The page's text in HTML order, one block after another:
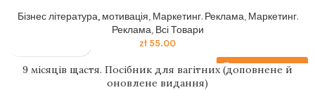
Бізнес література, мотивація, Маркетинг. Реклама, Маркетинг.
Реклама, Всі Товари
zł 55.00
Передзамовлення
9 місяців щастя. Посібник для вагітних (доповнене й
оновлене видання)